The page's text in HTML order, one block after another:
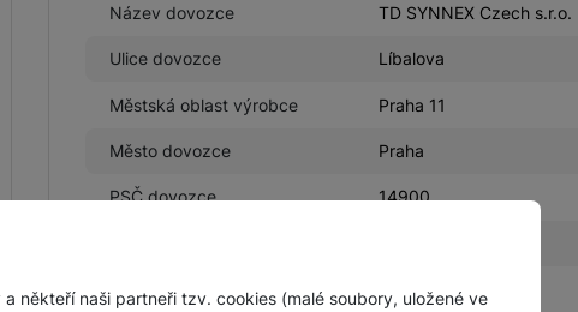
někteří naši partneři tzv. cookies (malé soubory, uložené ve
Název dovozce TD SYNNEX Czech s.r.o.
Ulice dovozce Líbalova
Městská oblast výrobce Praha 11
Město dovozce Praha
PSČ dovozce 14900
Číslo popisné dovozce 2348/1